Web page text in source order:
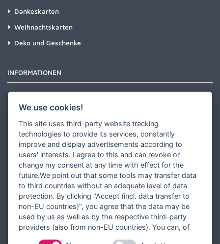
Dankeskarten
Weihnachtskarten
Deko und Geschenke
INFORMATIONEN
Versandinformationen
Partner werden
Designer werden
Über Tausendschön Karten
Blog
Ratgeber
Unsere Partner
We use cookies!
This site uses third-party website tracking
technologies to provide its services, constantly
improve and display advertisements according to
users' interests. I agree to this and can revoke or
change my consent at any time with effect for the
future.We point out that some tools may transfer data
to third countries without an adequate level of data
protection. By clicking "Accept (incl. data transfer to
non-EU countries)", you agree that the data may be
used by us as well as by the respective third-party
providers (also from non-EU countries). You can, of